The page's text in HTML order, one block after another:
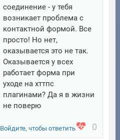
соединение - у тебя
возникает проблема с
контактной формой. Все
просто! Но нет,
оказывается это не так.
Оказывается у всех
работает форма при
уходе на хттпс
плагинами? Да я в жизни
не поверю
0
Войдите, чтобы ответить